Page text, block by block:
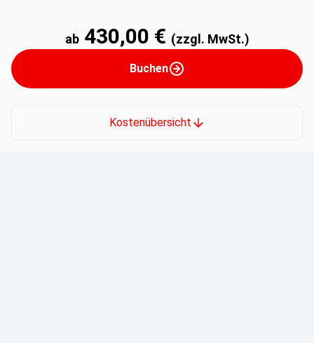
ab 430,00 € (zzgl. MwSt.)
Buchen
Kostenübersicht